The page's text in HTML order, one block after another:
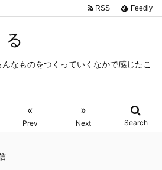
る
なものをつくっていくなかで感じたこ
«
Prev
»
Next Search
RSS Feedly